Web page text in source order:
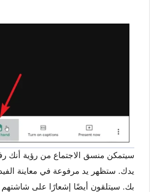
سيتمكن منسق الاجتماع من رؤية أنك
يدك. ستظهر يد مرفوعة في معاينة
بك. سيتلقون أيضًا إشعارًا على شاشتهم